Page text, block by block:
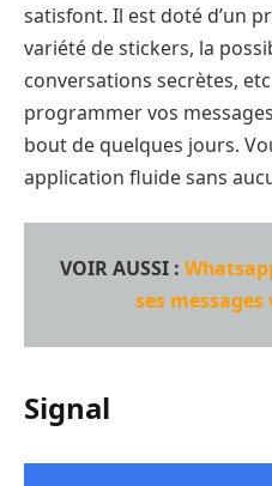
satisfont. Il est doté d’un
variété de stickers, la
conversations secrètes,
programmer vos
bout de quelques jours.
application fluide sans
VOIR AUSSI :
ses
Signal